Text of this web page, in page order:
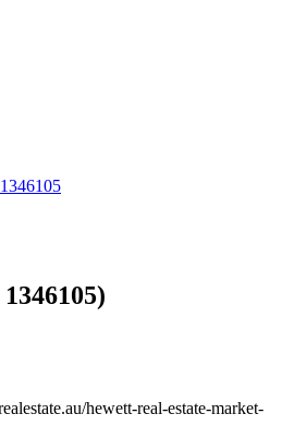
hewett-real-estate-market-